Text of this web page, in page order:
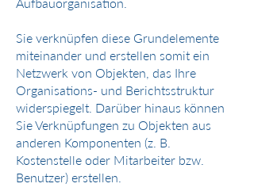
Sie verknüpfen diese Grundelemente
miteinander und erstellen somit ein
Netzwerk von Objekten, das Ihre
Organisations- und Berichtsstruktur
widerspiegelt. Darüber hinaus können
Sie Verknüpfungen zu Objekten aus
anderen Komponenten (z. B.
Kostenstelle oder Mitarbeiter bzw.
Benutzer) erstellen.